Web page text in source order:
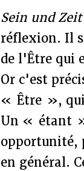
Sein und Zeit
réflexion. Il
de l'Être qui
Or c'est
« Être »,
Un « étant
opportunité,
en général.